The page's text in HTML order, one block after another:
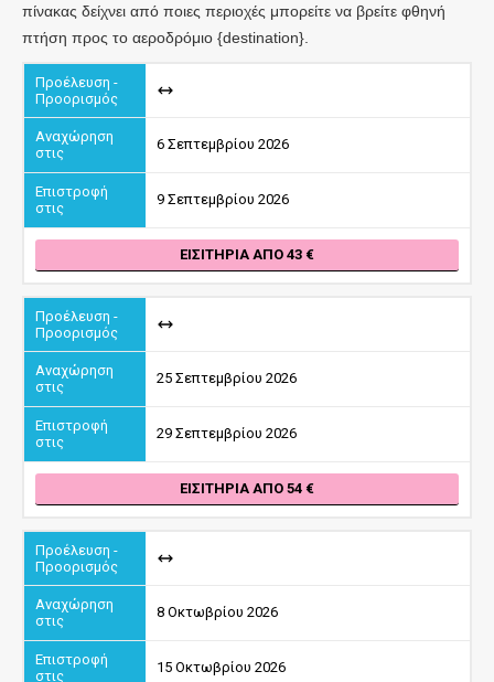
πίνακας δείχνει από ποιες περιοχές μπορείτε να βρείτε φθηνή
πτήση προς το αεροδρόμιο {destination}.
6 Σεπτεμβρίου 2026
9 Σεπτεμβρίου 2026
ΕΙΣΙΤΉΡΙΑ ΑΠΌ 43
25 Σεπτεμβρίου 2026
29 Σεπτεμβρίου 2026
ΕΙΣΙΤΉΡΙΑ ΑΠΌ 54
8 Οκτωβρίου 2026
15 Οκτωβρίου 2026